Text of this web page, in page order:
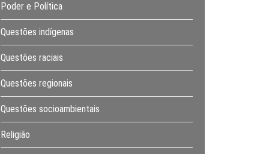
Poder e Política
Questões indígenas
Questões raciais
Questões regionais
Questões socioambientais
Religião